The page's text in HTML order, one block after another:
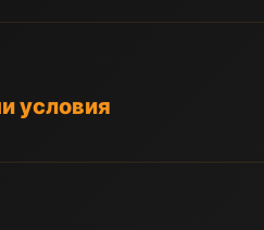
условия